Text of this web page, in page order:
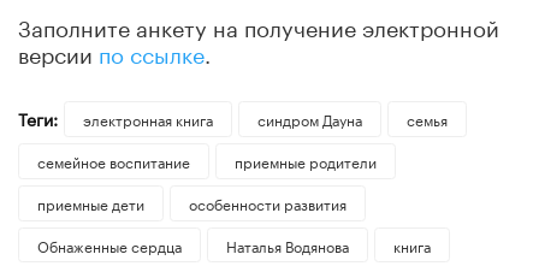
Заполните анкету на получение электронной
версии по ссылке
Теги: электронная книга синдром Дауна
семья
семейное воспитание
приемные родители
приемные дети
особенности развития
Обнаженные сердца
Наталья Водянова
книга